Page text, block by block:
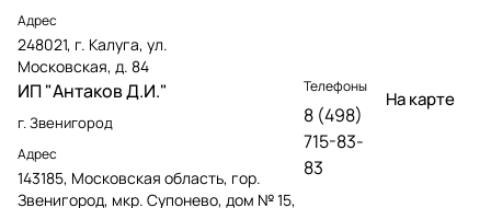
Адрес
248021, г. Калуга, ул.
Московская, д. 84
ИП "Антаков Д.И."
г. Звенигород
Адрес
143185, Московская область, гор.
Звенигород, мкр. Супонево, дом № 15,
Телефоны
8 (498)
715-83-
83
На карте